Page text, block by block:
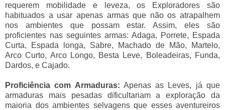
requerem mobilidade e leveza, os Exploradores são
habituados a usar apenas armas que não os atrapalhem
nos ambientes que possam estar. Assim, eles são
proficientes nas seguintes armas: Adaga, Porrete, Espada
Curta, Espada longa, Sabre, Machado de Mão, Martelo,
Arco Curto, Arco Longo, Besta Leve, Boleadeiras, Funda,
Dardos, e Cajado.
Proficiência com Armaduras: Apenas as Leves, já que
armaduras mais pesadas dificultariam a exploração da
maioria dos ambientes selvagens que esses aventureiros